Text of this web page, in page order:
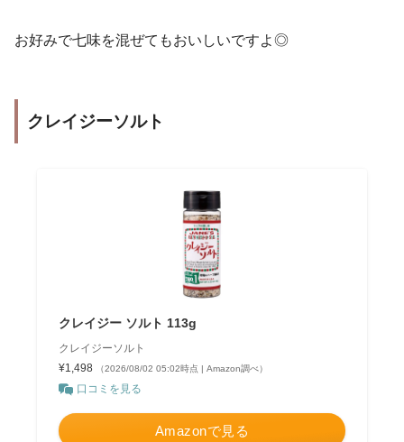
お好みで七味を混ぜてもおいしいですよ◎
クレイジーソルト
クレイジー ソルト 113g
クレイジーソルト
¥1,498
（2026/08/02 05:02時点 | Amazon調べ）
口コミを見る
Amazonで見る